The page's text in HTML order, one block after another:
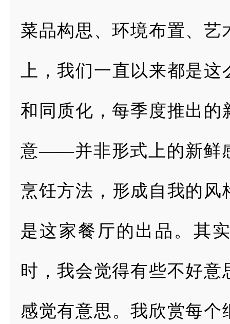
菜品构思、环境布置、艺
上，我们一直以来都是这
和同质化，每季度推出的
意——并非形式 上的新
烹饪方法，形成自我的风
是这家餐厅的出品。其
时，我会觉得有些不好意
感觉有意思。我欣赏每个